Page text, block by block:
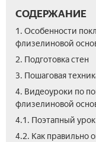
СОДЕРЖАНИЕ
1. Особенности
флизелиновой
2. Подготовка стен
3. Пошаговая
4. Видеоуроки по
флизелиновой
4.1. Поэтапный
4.2. Как правильно